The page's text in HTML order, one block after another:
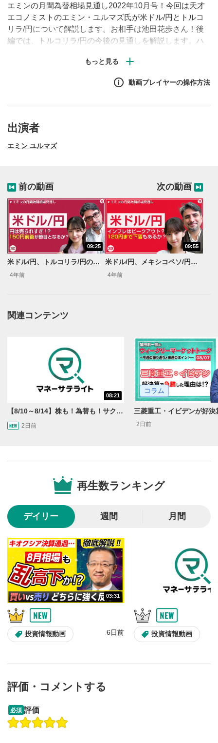
エミンの月間為替相場見通し2022年10月号！今回は天才
エコノミストのエミン・ユルマズ氏が米ドル/円とトルコ
リラ/円について解説します。お相手は池田花歩さん！後
編では、トルコリラ/円の今後の見通しを解説します。ハ
中央銀行。今後トルコリラ/円はどう動いていくのか、エ
動画プレイヤーの操作方法
1
動画再生エリア
動画再生エリアをクリックすると、動画を再生または
動画タイトルが表示されます。クリックすると
クリックするとYouTubeの「後で見る」の再生リスト
に追加されます。
スマートフォンで視聴の場合は動画再生エリア右上のメニュ
ー内にあります。
SNSやメールなどで動画を共有・シェアすることがで
きます。
再生位置を示しています。再生したい位置をクリック
するとその位置から動画が再生されます。
再生ボタン
動画が再生または一時停止します。
7
音量調整
スライダーを上下すると音量が調整できます。
スマートフォンで視聴の場合は端末の音量調節ボタンを利用
してください。
8
字幕設定
字幕は自動生成です。
スマートフォンで視聴の場合は画面右下の設定(歯車マーク)
より選択できます。
画質の選択/再生速度の変更ができます。
より選択できます。
クリックするとYouTubeサイトに移動します。
出演者
エミン ユルマズ
前の動画
09:25
米ドル/円、トルコリラ/円の見通し（前編）【エミンの月間為替相場見通し】10月号
4年前
次の動画
09:55
米ドル/円、メキシコペソ/円の見通し（前編）【エミンの月間為替相場見通し】11月号
4年前
関連コンテンツ
08:21
【8/10～8/14】株も！為替も！サクッと！来週のマーケット見通し＜Next View＞
2日前
コラム
2日前
再生数ランキング
デイリー 週間 月間
03:31
投資情報動画 6日前 投資情報動画
操作説明動画
評価・コメントする
必須 評価